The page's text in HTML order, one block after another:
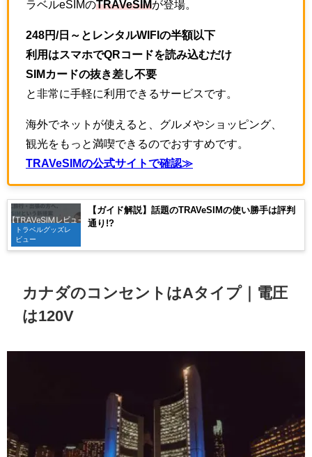
ラベルeSIMのTRAVeSIMが登場。
248円/日～とレンタルWIFIの半額以下
利用はスマホでQRコードを読み込むだけ
SIMカードの抜き差し不要
と非常に手軽に利用できるサービスです。
海外でネットが使えると、グルメやショッピング、
観光をもっと満喫できるのでおすすめです。
TRAVeSIMの公式サイトで確認≫
トラベルグッズレ
ビュー
【ガイド解説】話題のTRAVeSIMの使い勝手は評判
通り!?
カナダのコンセントはAタイプ｜電圧
は120V